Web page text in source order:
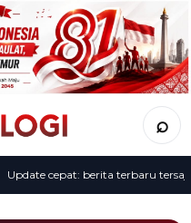
⌕
Update cepat: berita terbaru tersaji